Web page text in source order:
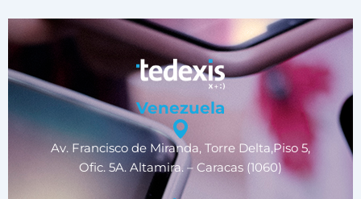
Venezuela
Av. Francisco de Miranda, Torre Delta,Piso 5,
Ofic. 5A. Altamira. – Caracas (1060)